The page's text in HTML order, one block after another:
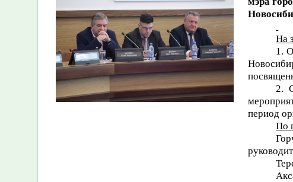
На
1.
2.
период
По